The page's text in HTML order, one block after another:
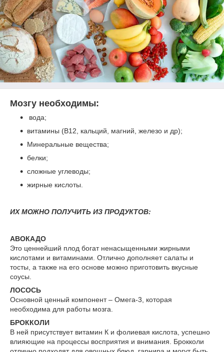
Мозгу необходимы:
вода;
витамины (В12, кальций, магний, железо и др);
Минеральные вещества;
белки;
сложные углеводы;
жирные кислоты.
ИХ МОЖНО ПОЛУЧИТЬ ИЗ ПРОДУКТОВ:
АВОКАДО
Это ценнейший плод богат ненасыщенными жирными
кислотами и витаминами. Отлично дополняет салаты и
тосты, а также на его основе можно приготовить вкусные
соусы.
ЛОСОСЬ
Основной ценный компонент – Омега-3, которая
необходима для работы мозга.
БРОККОЛИ
В ней присутствует витамин К и фолиевая кислота, успешно
влияющие на процессы восприятия и внимания. Брокколи